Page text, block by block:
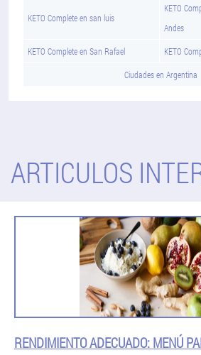
KETO Complete en san luis
KETO
Andes
KETO Complete en San Rafael KETO
Ciudades en Argentina
ARTICULOS
RENDIMIENTO ADECUADO: MENÚ